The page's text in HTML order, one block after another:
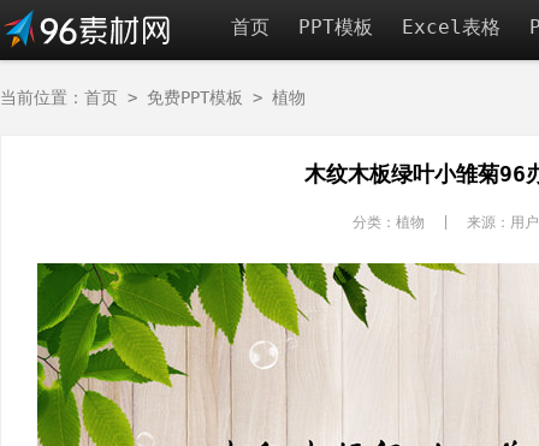
首页 PPT模板 Excel表格
当前位置： 首页 > 免费PPT模板 > 植物
木纹木板绿叶小雏菊96
分类：植物 | 来源：用